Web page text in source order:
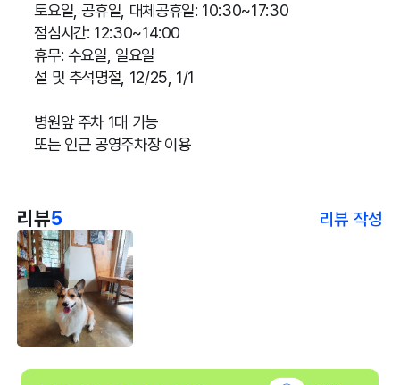
토요일, 공휴일, 대체공휴일: 10:30~17:30
점심시간: 12:30~14:00
휴무: 수요일, 일요일
설 및 추석명절, 12/25, 1/1
병원앞 주차 1대 가능
또는 인근 공영주차장 이용
리뷰5 리뷰 작성